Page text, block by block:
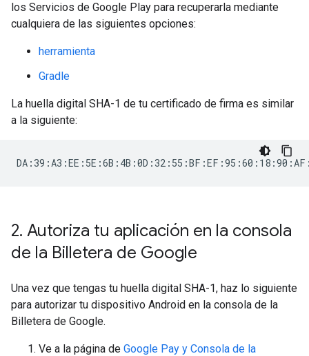
los Servicios de Google Play para recuperarla mediante
cualquiera de las siguientes opciones:
herramienta
Gradle
La huella digital SHA-1 de tu certificado de firma es similar
a la siguiente:
2. Autoriza tu aplicación en la consola
de la Billetera de Google
Una vez que tengas tu huella digital SHA-1, haz lo siguiente
para autorizar tu dispositivo Android en la consola de la
Billetera de Google.
Ve a la página de Google Pay y Consola de la